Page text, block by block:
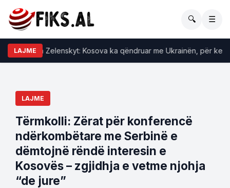
🔍 ☰
LAJME
i reagon Zelenskyt: Kosova ka qëndruar me Ukrainën, për
LAJME
Tërmkolli: Zërat për konferencë
ndërkombëtare me Serbinë e
dëmtojnë rëndë interesin e
Kosovës – zgjidhja e vetme njohja
“de jure”